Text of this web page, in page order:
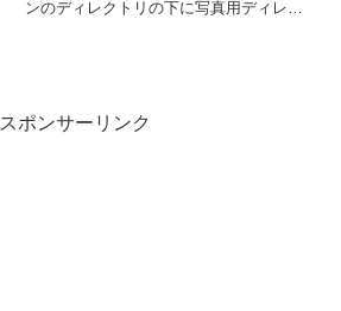
ンのディレクトリの下に写真用ディレク
スポンサーリンク